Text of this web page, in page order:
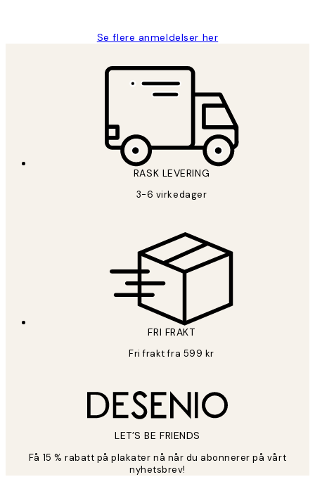
Se flere anmeldelser her
RASK LEVERING
3-6 virkedager
FRI FRAKT
Fri frakt fra 599 kr
LET’S BE FRIENDS
Få 15 % rabatt på plakater nå når du abonnerer på vårt
nyhetsbrev!